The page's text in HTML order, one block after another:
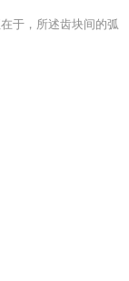
于，所述齿块间的弧